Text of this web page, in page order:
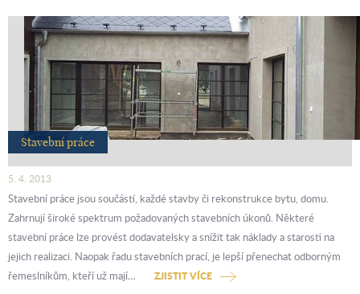
Stavební práce
5. 4. 2013
Stavební práce jsou součástí, každé stavby či rekonstrukce bytu, domu.
Zahrnují široké spektrum požadovaných stavebních úkonů. Některé
stavební práce lze provést dodavatelsky a snížit tak náklady a starosti na
jejich realizaci. Naopak řadu stavebních prací, je lepší přenechat odborným
řemeslníkům, kteří už mají…
ZJISTIT VÍCE